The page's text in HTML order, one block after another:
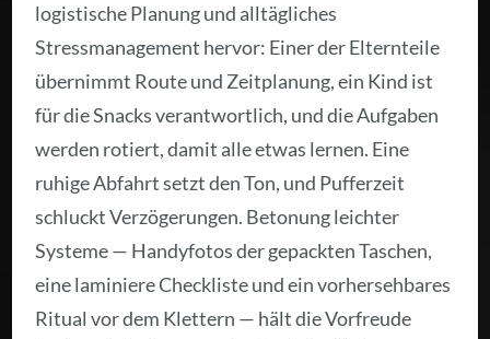
logistische Planung und alltägliches
Stressmanagement hervor: Einer der Elternteile
übernimmt Route und Zeitplanung, ein Kind ist
für die Snacks verantwortlich, und die Aufgaben
werden rotiert, damit alle etwas lernen. Eine
ruhige Abfahrt setzt den Ton, und Pufferzeit
schluckt Verzögerungen. Betonung leichter
Systeme — Handyfotos der gepackten Taschen,
eine laminiere Checkliste und ein vorhersehbares
Ritual vor dem Klettern — hält die Vorfreude